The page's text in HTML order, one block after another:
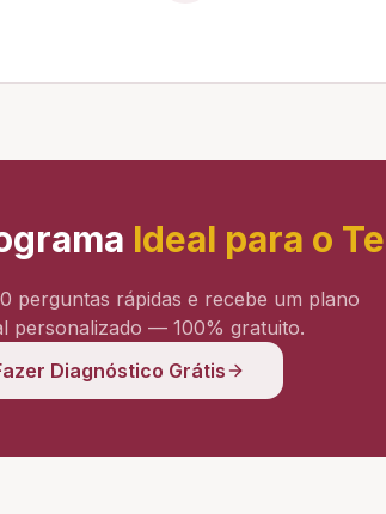
Ideal para o
perguntas rápidas e recebe um plano
personalizado — 100% gratuito.
Diagnóstico Grátis